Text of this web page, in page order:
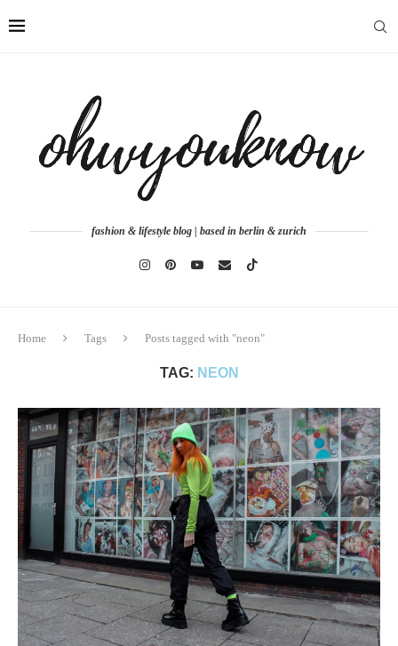
fashion & lifestyle blog | based in berlin & zurich
Home Tags Posts tagged with "neon"
TAG: NEON